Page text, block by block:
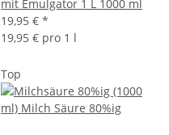
mit Emulgator 1 L 1000 ml
19,95 € *
19,95 € pro 1 l
Top